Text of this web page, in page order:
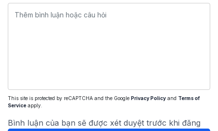
This site is protected by reCAPTCHA and the Google Privacy Policy and Terms of
Service apply.
Bình luận của bạn sẽ được xét duyệt trước khi đăng